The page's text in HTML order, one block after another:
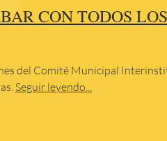
CON TODOS
del Comité Municipal
Seguir leyendo...